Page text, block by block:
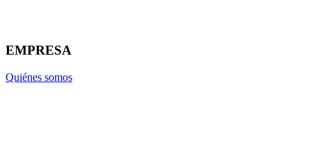
EMPRESA
Quiénes somos